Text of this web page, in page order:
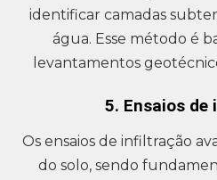
identificar camadas
água. Esse método é
levantamentos
5. Ensaios
Os ensaios de infiltração
do solo, sendo